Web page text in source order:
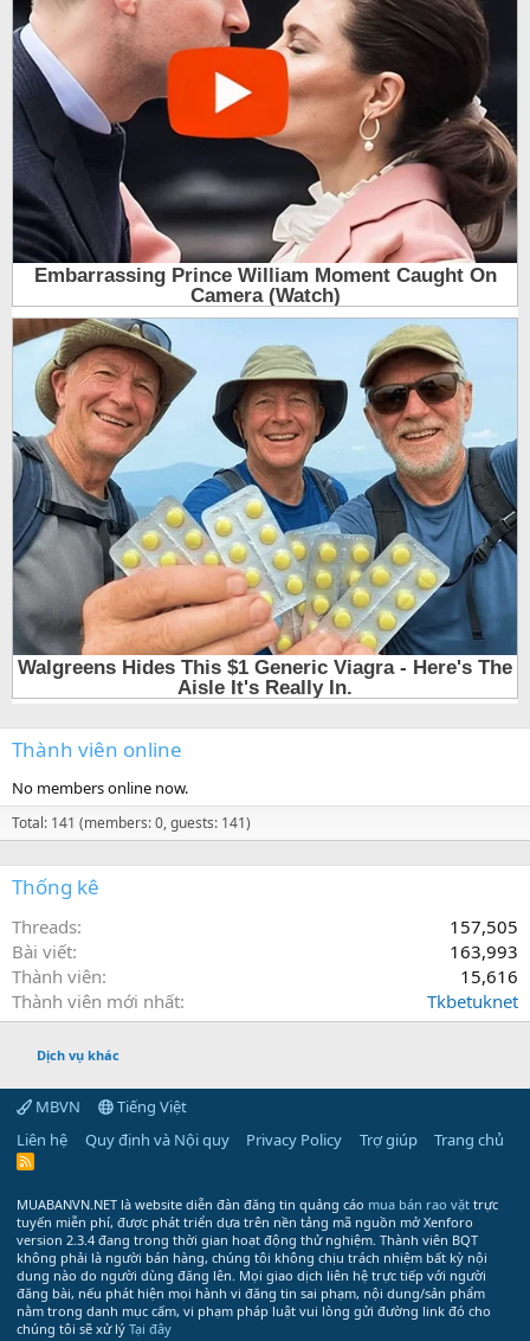
Thành viên online
No members online now.
Total: 141 (members: 0, guests: 141)
Thống kê
Threads
157,505
Bài viết
163,993
Thành viên
15,616
Thành viên mới nhất
Tkbetuknet
Dịch vụ khác
MBVN
Tiếng Việt
Liên hệ
Quy định và Nội quy Privacy Policy Trợ giúp Trang chủ
R
MUABANVN.NET là website diễn đàn đăng tin quảng cáo mua bán rao vặt trực
tuyến miễn phí, được phát triển dựa trên nền tảng mã nguồn mở Xenforo
version 2.3.4 đang trong thời gian hoạt động thử nghiệm. Thành viên BQT
không phải là người bán hàng, chúng tôi không chịu trách nhiệm bất kỳ nội
dung nào do người dùng đăng lên. Mọi giao dịch liên hệ trực tiếp với người
đăng bài, nếu phát hiện mọi hành vi đăng tin sai phạm, nội dung/sản phẩm
nằm trong danh mục cấm, vi phạm pháp luật vui lòng gửi đường link đó cho
chúng tôi sẽ xử lý Tại đây